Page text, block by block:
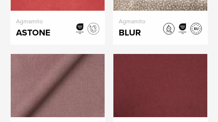
Agmamito
ASTONE
Agmamito
BLUR